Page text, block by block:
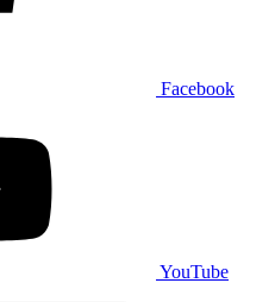
Facebook
YouTube